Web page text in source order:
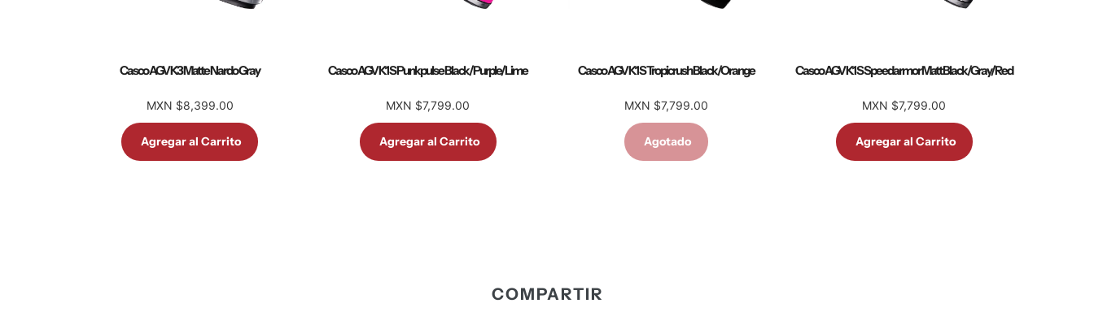
Casco AGV K3 Matte Nardo Gray
MXN $8,399.00
Agregar al Carrito
Casco AGV K1 S Punkpulse Black/Purple/Lime
MXN $7,799.00
Agregar al Carrito
Casco AGV K1 S Tropicrush Black/Orange
MXN $7,799.00
Agotado
Casco AGV K1 S Speedarmor Matt Black/Gray/Red
MXN $7,799.00
Agregar al Carrito
COMPARTIR